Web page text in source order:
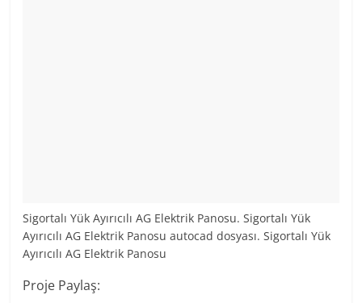
Sigortalı Yük Ayırıcılı AG Elektrik Panosu. Sigortalı Yük
Ayırıcılı AG Elektrik Panosu autocad dosyası. Sigortalı Yük
Ayırıcılı AG Elektrik Panosu
Proje Paylaş: